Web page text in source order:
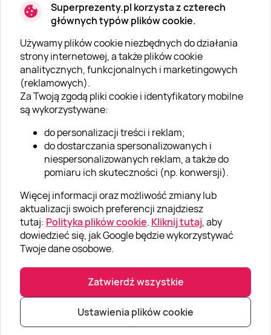
Superprezenty.pl korzysta z czterech
głównych typów plików cookie.
Używamy plików cookie niezbędnych do działania
strony internetowej, a także plików cookie
analitycznych, funkcjonalnych i marketingowych
(reklamowych).
Za Twoją zgodą pliki cookie i identyfikatory mobilne
są wykorzystywane:
do personalizacji treści i reklam;
do dostarczania spersonalizowanych i
niespersonalizowanych reklam, a także do
pomiaru ich skuteczności (np. konwersji).
Więcej informacji oraz możliwość zmiany lub
aktualizacji swoich preferencji znajdziesz
tutaj: Polityka plików cookie. Kliknij tutaj, aby
dowiedzieć się, jak Google będzie wykorzystywać
Twoje dane osobowe.
Zatwierdź wszystkie
Ustawienia plików cookie
O SUPERPREZENTY
O nas
Aktualności
Kariera w Super Prezentach
Klub Lojalnościowy
Dodaj recenzję
Informacje
GRUPA „SUPER PREZENTY“
© Super prezenty 2026|info@superprezenty.pl|22 395 57 20